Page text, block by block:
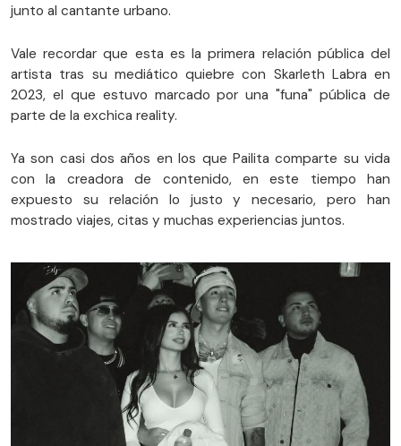
junto al cantante urbano.
Vale recordar que esta es la primera relación pública del
artista tras su mediático quiebre con Skarleth Labra en
2023, el que estuvo marcado por una "funa" pública de
parte de la exchica reality.
Ya son casi dos años en los que Pailita comparte su vida
con la creadora de contenido, en este tiempo han
expuesto su relación lo justo y necesario, pero han
mostrado viajes, citas y muchas experiencias juntos.